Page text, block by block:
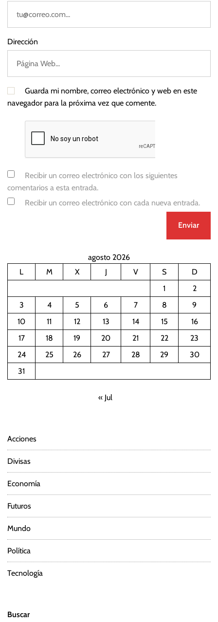
Dirección
Guarda mi nombre, correo electrónico y web en este
navegador para la próxima vez que comente.
Recibir un correo electrónico con los siguientes
comentarios a esta entrada.
Recibir un correo electrónico con cada nueva entrada.
agosto 2026
L
M X J V S
D
1
2
3
4 5 6 7 8
9
10
11 12 13 14 15
16
17
18 19 20 21 22
23
24
25 26 27 28 29
30
31
« Jul
Acciones
Divisas
Economía
Futuros
Mundo
Política
Tecnología
Buscar